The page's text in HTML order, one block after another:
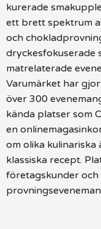
kurerade
ett brett spektrum
och
dryckesfokuserade
matrelaterade
Varumärket har
över 300
kända platser som
en
om olika
klassiska recept.
företagskunder